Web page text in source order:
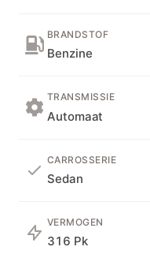
BRANDSTOF
Benzine
TRANSMISSIE
Automaat
CARROSSERIE
Sedan
VERMOGEN
316 Pk